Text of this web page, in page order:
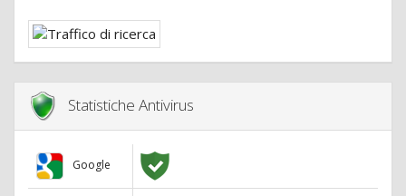
Statistiche Antivirus
Google